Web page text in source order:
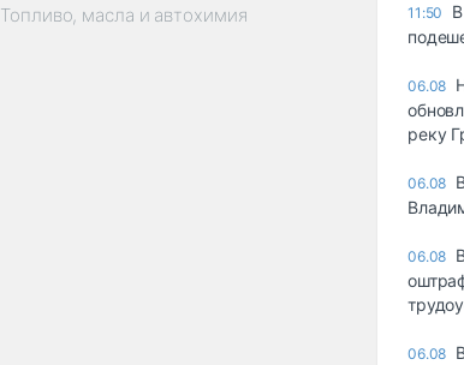
Топливо, масла и автохимия 11:50
06.08
реку
06.08
06.08
06.08